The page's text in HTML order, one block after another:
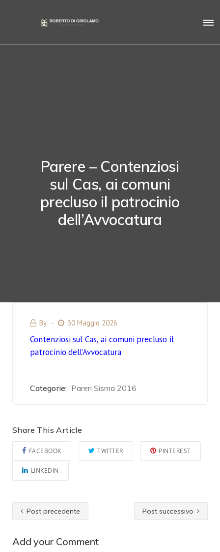
Parere – Contenziosi
sul Cas, ai comuni
precluso il patrocinio
dell’Avvocatura
By 30 Maggio 2026
Contenziosi sul Cas, ai comuni precluso il
patrocinio dell’Avvocatura
Categorie: Pareri Sisma 2016
Share This Article
FACEBOOK TWITTER PINTEREST
LINKEDIN
Post precedente Post successivo
Add your Comment